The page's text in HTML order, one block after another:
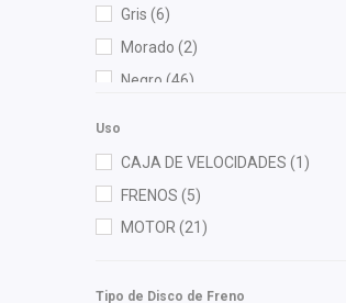
High Filter(1)
Injetech (2)
Interfil(1)
M Series (1)
Gris (6)
Morado (2)
Negro (46)
Uso
CAJA DE VELOCIDADES (1)
FRENOS (5)
MOTOR(21)
Tipo de Disco de Freno